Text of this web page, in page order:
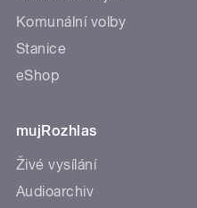
Komunální volby
Stanice
eShop
mujRozhlas
Živé vysílání
Audioarchiv